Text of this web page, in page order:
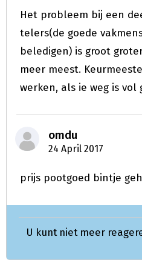
Het probleem bij een
telers(de goede
beledigen) is groot
meer meest.
werken, als ie weg is vol
omdu
24 April 2017
prijs pootgoed bintje
U kunt niet meer